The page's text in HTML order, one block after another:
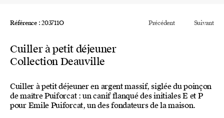
Référence : 203711O Précédent Suivant
Cuiller à petit déjeuner
Collection Deauville
Cuiller à petit déjeuner en argent massif, siglée du poinçon
de maître Puiforcat : un canif flanqué des initiales E et P
pour Emile Puiforcat, un des fondateurs de la maison.